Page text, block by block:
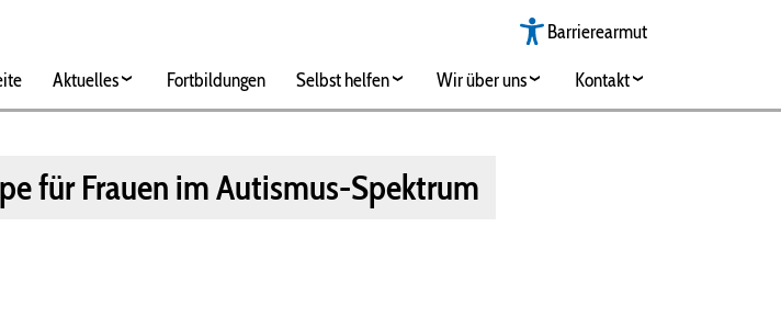
Barrierearmut
Aktuelles Fortbildungen Selbst helfen Wir über uns Kontakt
für Frauen im Autismus-Spektrum